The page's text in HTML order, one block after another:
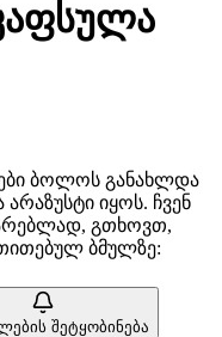
ბოლოს განახლდა
იყოს. ჩვენ
გთხოვთ,
ბმულზე:
შეტყობინება